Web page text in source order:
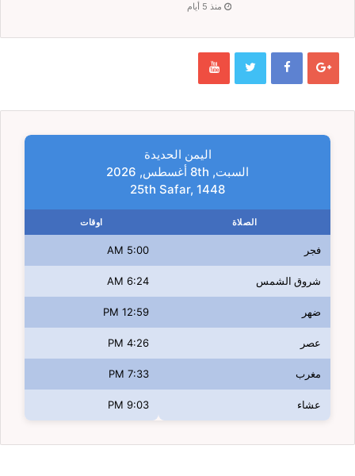
منذ 5 أيام
اليمن الحديدة
السبت, 8th أغسطس, 2026
25th Safar, 1448
الصلاة اوقات
فجر 5:00 AM
شروق الشمس 6:24 AM
ضهر 12:59 PM
عصر 4:26 PM
مغرب 7:33 PM
عشاء 9:03 PM